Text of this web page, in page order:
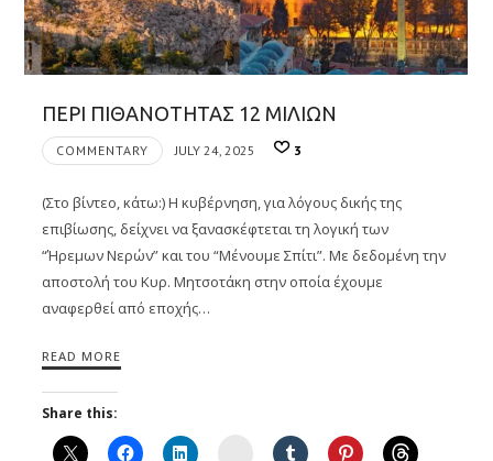
ΠΕΡΙ ΠΙΘΑΝΟΤΗΤΑΣ 12 ΜΙΛΙΩΝ
COMMENTARY JULY 24, 2025 3
(Στο βίντεο, κάτω:) Η κυβέρνηση, για λόγους δικής της
επιβίωσης, δείχνει να ξανασκέφτεται τη λογική των
“Ήρεμων Νερών” και του “Μένουμε Σπίτι”. Με δεδομένη την
αποστολή του Κυρ. Μητσοτάκη στην οποία έχουμε
αναφερθεί από εποχής…
READ MORE
Share this:
Instagram